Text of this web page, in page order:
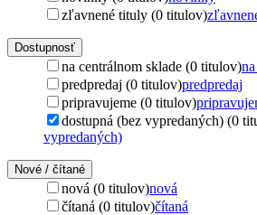
zľavnené tituly (0 titulov)
Dostupnosť
na centrálnom sklade (0 titulov)
predpredaj (0 titulov)predpredaj
pripravujeme (0 titulov)
dostupná (bez vypredaných) (0
vypredaných)
Nové / čítané
nová (0 titulov)nová
čítaná (0 titulov)čítaná